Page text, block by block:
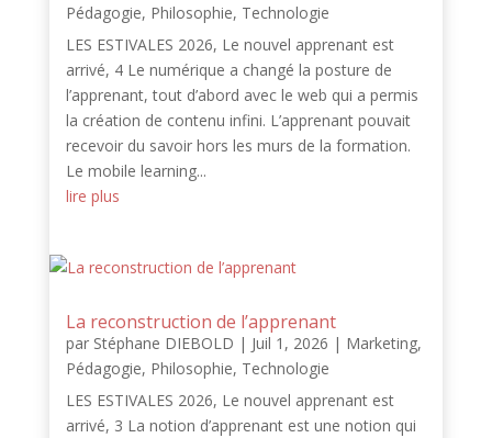
Pédagogie, Philosophie, Technologie
LES ESTIVALES 2026, Le nouvel apprenant est
arrivé, 4 Le numérique a changé la posture de
l’apprenant, tout d’abord avec le web qui a permis
la création de contenu infini. L’apprenant pouvait
recevoir du savoir hors les murs de la formation.
Le mobile learning...
lire plus
La reconstruction de l’apprenant
par Stéphane DIEBOLD | Juil 1, 2026 | Marketing,
Pédagogie, Philosophie, Technologie
LES ESTIVALES 2026, Le nouvel apprenant est
arrivé, 3 La notion d’apprenant est une notion qui